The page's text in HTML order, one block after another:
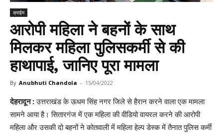
क्राईम
आरोपी महिला ने बहनों के साथ
मिलकर महिला पुलिसकर्मी से की
हाथापाई, जानिए पूरा मामला
By Anubhuti Chandola - 15/04/2022
देहरादून :उत्तराखंड के ऊधम सिंह नगर जिले से हैरान करने वाला एक मामला
सामने आया है। सितारगंज में एक महिला की वीडियो वायरल करने की आरोपी
महिला और उसकी दो बहनों ने कोतवाली में महिला हेल्प डेस्क में तैनात पुलिस कर्मी